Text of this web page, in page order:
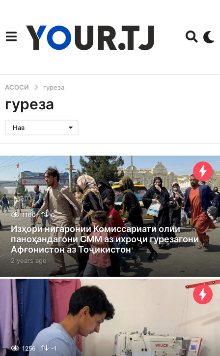
АСОСӢ гуреза
гуреза
Нав
1160 0
Изҳори нигаронии Комиссариати олии
паноҳандагони СММ аз ихроҷи гурезагони
Афғонистон аз Тоҷикистон
2 years ago
e
a
g
1256 -1